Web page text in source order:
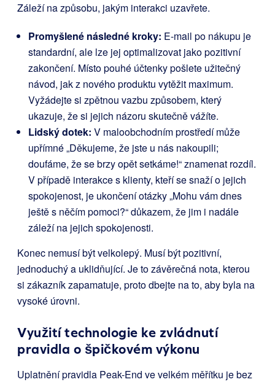
Záleží na způsobu, jakým interakci uzavřete.
Promyšlené následné kroky: E-mail po nákupu je
standardní, ale lze jej optimalizovat jako pozitivní
zakončení. Místo pouhé účtenky pošlete užitečný
návod, jak z nového produktu vytěžit maximum.
Vyžádejte si zpětnou vazbu způsobem, který
ukazuje, že si jejich názoru skutečně vážíte.
Lidský dotek: V maloobchodním prostředí může
upřímné „Děkujeme, že jste u nás nakoupili;
doufáme, že se brzy opět setkáme!“ znamenat rozdíl.
V případě interakce s klienty, kteří se snaží o jejich
spokojenost, je ukončení otázky „Mohu vám dnes
ještě s něčím pomoci?“ důkazem, že jim i nadále
záleží na jejich spokojenosti.
Konec nemusí být velkolepý. Musí být pozitivní,
jednoduchý a uklidňující. Je to závěrečná nota, kterou
si zákazník zapamatuje, proto dbejte na to, aby byla na
vysoké úrovni.
Využití technologie ke zvládnutí
pravidla o špičkovém výkonu
Uplatnění pravidla Peak-End ve velkém měřítku je bez